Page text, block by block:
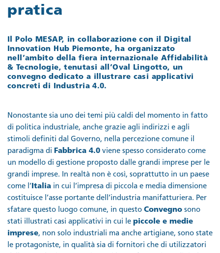
pratica
Il Polo MESAP, in collaborazione con il Digital
Innovation Hub Piemonte, ha organizzato
nell’ambito della fiera internazionale Affidabilità
& Tecnologie, tenutasi all’Oval Lingotto, un
convegno dedicato a illustrare casi applicativi
concreti di Industria 4.0.
Nonostante sia uno dei temi più caldi del momento in fatto
di politica industriale, anche grazie agli indirizzi e agli
stimoli definiti dal Governo, nella percezione comune il
paradigma di Fabbrica 4.0 viene spesso considerato come
un modello di gestione proposto dalle grandi imprese per le
grandi imprese. In realtà non è così, soprattutto in un paese
come l’Italia in cui l’impresa di piccola e media dimensione
costituisce l’asse portante dell’industria manifatturiera. Per
sfatare questo luogo comune, in questo Convegno sono
stati illustrati casi applicativi in cui le piccole e medie
imprese, non solo industriali ma anche artigiane, sono state
le protagoniste, in qualità sia di fornitori che di utilizzatori